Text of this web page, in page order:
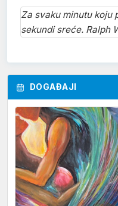
Za svaku minutu koju
sekundi sreće. Ralph
DOGAĐAJI